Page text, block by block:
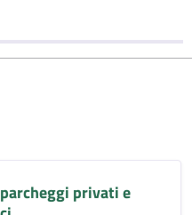
privati e